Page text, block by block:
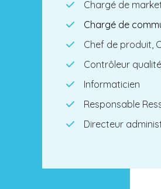
Chargé de
Chargé de
Chef de produit,
Contrôleur
Informaticien
Responsable
Directeur